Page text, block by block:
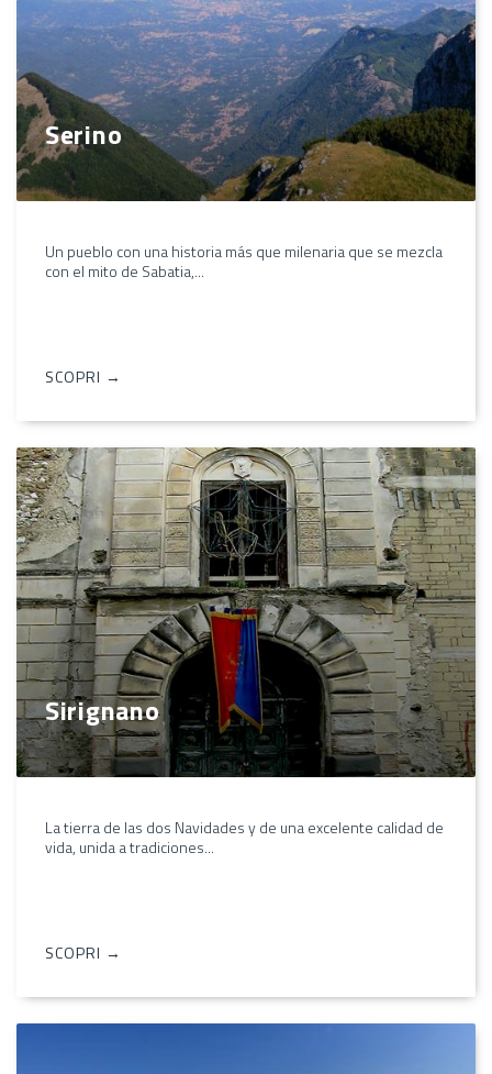
Serino
Un pueblo con una historia más que milenaria que se mezcla
con el mito de Sabatia,...
SCOPRI →
Sirignano
La tierra de las dos Navidades y de una excelente calidad de
vida, unida a tradiciones...
SCOPRI →